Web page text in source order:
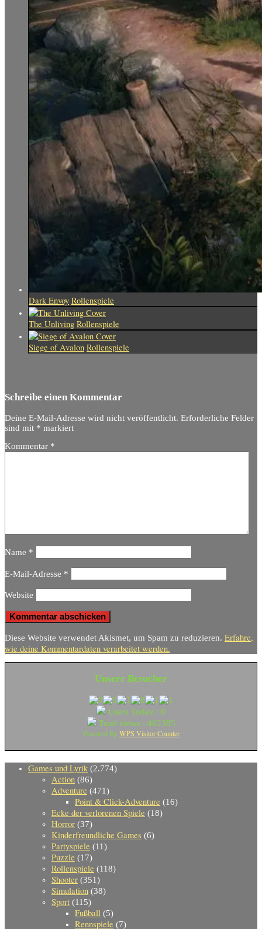
Dark Envoy Rollenspiele
The Unliving Rollenspiele
Siege of Avalon Rollenspiele
Schreibe einen Kommentar
Deine E-Mail-Adresse wird nicht veröffentlicht. Erforderliche Felder
sind mit * markiert
Kommentar *
Name *
E-Mail-Adresse *
Website
Diese Website verwendet Akismet, um Spam zu reduzieren. Erfahre,
wie deine Kommentardaten verarbeitet werden.
Unsere Besucher
Users Today : 8
Total views : 462385
Powered By WPS Visitor Counter
Games und Lyrik (2.774)
Action (86)
Adventure (471)
Point & Click-Adventure (16)
Ecke der verlorenen Spiele (18)
Horror (37)
Kinderfreundliche Games (6)
Partyspiele (11)
Puzzle (17)
Rollenspiele (118)
Shooter (351)
Simulation (38)
Sport (115)
Fußball (5)
Rennspiele (7)